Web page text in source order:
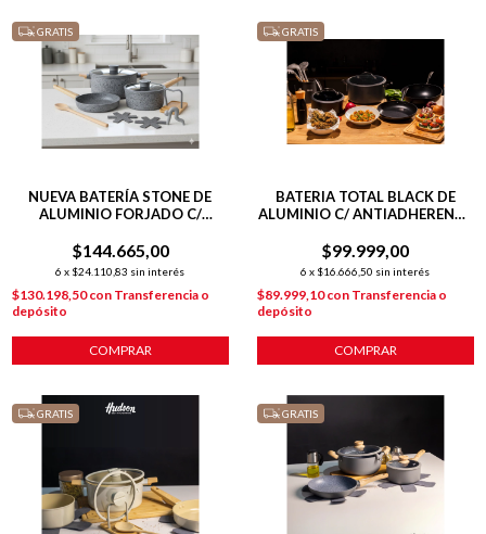
GRATIS
NUEVA BATERÍA STONE DE
ALUMINIO FORJADO C/
+ COCINERITO
$144.665,00
6 x $24.110,83 sin interés
$130.198,50con Transferencia o
depósito
COMPRAR
GRATIS
BATERIA TOTAL BLACK DE
ALUMINIO C/ ANTIADHERENTE
$99.999,00
6 x $16.666,50 sin interés
$89.999,10con Transferencia o
depósito
COMPRAR
GRATIS GRATIS